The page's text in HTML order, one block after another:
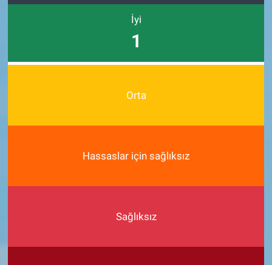
İyi
1
Orta
Hassaslar için sağlıksız
Sağlıksız